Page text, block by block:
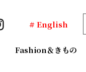
# English
Fashion＆きもの